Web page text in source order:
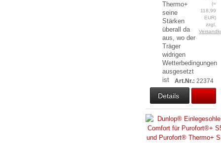
Thermo+
seine
Stärken
überall da
aus, wo der
Träger
widrigen
Wetterbedingungen
ausgesetzt
ist
(=
118,99
EUR)
zzgl.
Art.Nr.: 22374
Details